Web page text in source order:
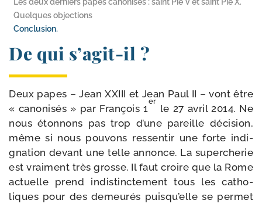
Quelques objections
Conclusion.
De qui s’agit-il ?
Deux papes – Jean XXIII et Jean Paul II – vont être
« cano­ni­sés » par François 1
er
le 27 avril 2014. Ne
nous éton­nons pas trop d’une pareille déci­sion,
même si nous pou­vons res­sen­tir une forte indi­
gna­tion devant une telle annonce. La super­che­rie
est vrai­ment très grosse. Il faut croire que la Rome
actuelle prend indis­tinc­te­ment tous les catho­
liques pour des demeu­rés puis­qu’elle se per­met